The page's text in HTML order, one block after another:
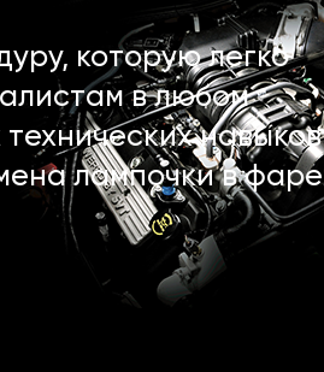
которую легко
в любом
навыков
лампочки в фаре